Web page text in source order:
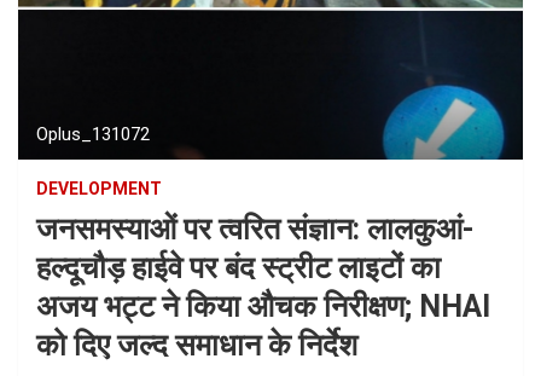
Oplus_131072
DEVELOPMENT
जनसमस्याओं पर त्वरित संज्ञान: लालकुआं-
हल्दूचौड़ हाईवे पर बंद स्ट्रीट लाइटों का
अजय भट्ट ने किया औचक निरीक्षण; NHAI
को दिए जल्द समाधान के निर्देश